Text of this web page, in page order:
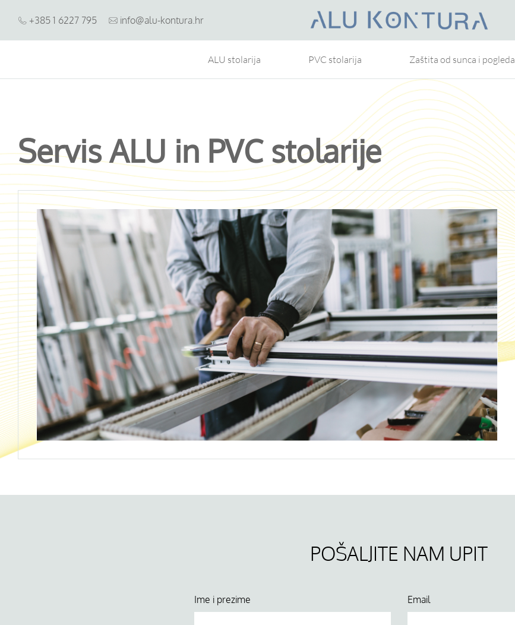
+385 1 6227 795 info@alu-kontura.hr
ALU stolarija PVC stolarija Zaštita od sunca i pogleda
Servis ALU in PVC stolarije
POŠALJITE NAM UPIT
Ime i prezime Email